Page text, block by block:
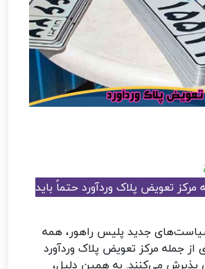
مرکز تعویض پلاک وردآورد حتماً باید
سیاست‌های جدید پلیس راهور، همه
از جمله مرکز تعویض پلاک وردآورد
پذیرش می‌کنند. به همین دلیل،